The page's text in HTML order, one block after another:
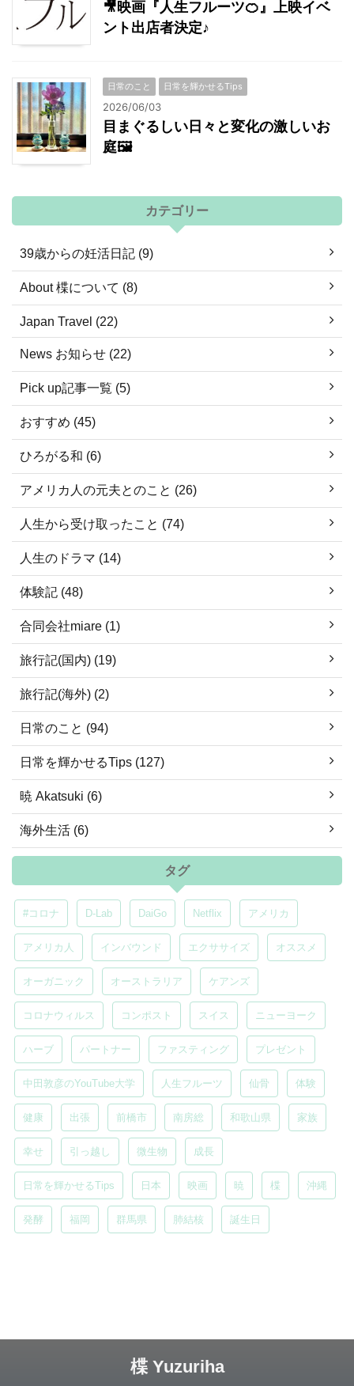
🎥映画『人生フルーツ🍊』上映イベ
ント出店者決定♪
日常のこと 日常を輝かせるTips
2026/06/03
目まぐるしい日々と変化の激しいお
庭🖼
カテゴリー
39歳からの妊活日記 (9)
About 楪について (8)
Japan Travel (22)
News お知らせ (22)
Pick up記事一覧 (5)
おすすめ (45)
ひろがる和 (6)
アメリカ人の元夫とのこと (26)
人生から受け取ったこと (74)
人生のドラマ (14)
体験記 (48)
合同会社miare (1)
旅行記(国内) (19)
旅行記(海外) (2)
日常のこと (94)
日常を輝かせるTips (127)
暁 Akatsuki (6)
海外生活 (6)
タグ
#コロナ D-Lab DaiGo Netflix アメリカ
アメリカ人 インバウンド エクササイズ オススメ
オーガニック オーストラリア ケアンズ
コロナウィルス コンポスト スイス ニューヨーク
ハーブ パートナー ファスティング プレゼント
中田敦彦のYouTube大学 人生フルーツ 仙骨 体験
健康 出張 前橋市 南房総 和歌山県 家族
幸せ 引っ越し 微生物 成長
日常を輝かせるTips 日本 映画 暁 楪 沖縄
発酵 福岡 群馬県 肺結核 誕生日
楪 Yuzuriha